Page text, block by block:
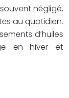
négligé,
au quotidien.
d’huiles
en hiver et